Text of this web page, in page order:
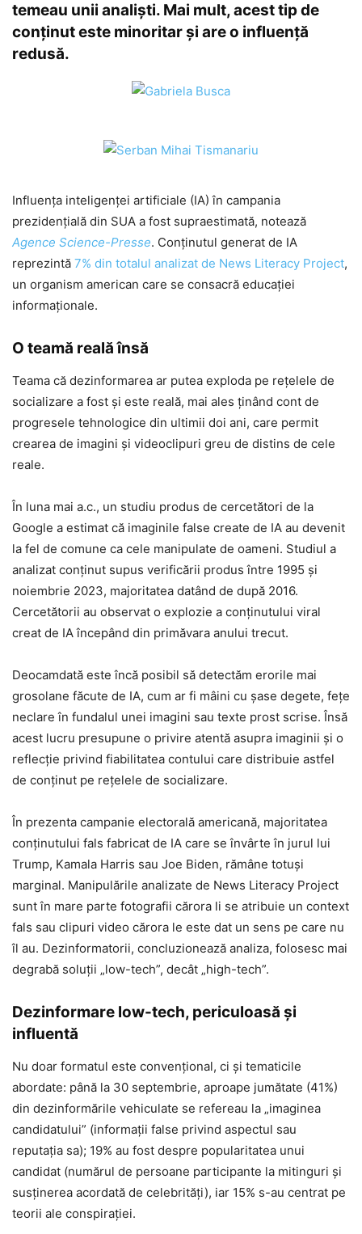
temeau unii analiști. Mai mult, acest tip de
conținut este minoritar și are o influență
redusă.
Influenţa inteligenței artificiale (IA) în campania
prezidențială din SUA a fost supraestimată, notează
Agence Science-Presse. Conținutul generat de IA
reprezintă 7% din totalul analizat de News Literacy Project,
un organism american care se consacră educației
informaționale.
O teamă reală însă
Teama că dezinformarea ar putea exploda pe rețelele de
socializare a fost și este reală, mai ales ținând cont de
progresele tehnologice din ultimii doi ani, care permit
crearea de imagini și videoclipuri greu de distins de cele
reale.
În luna mai a.c., un studiu produs de cercetători de la
Google a estimat că imaginile false create de IA au devenit
la fel de comune ca cele manipulate de oameni. Studiul a
analizat conținut supus verificării produs între 1995 și
noiembrie 2023, majoritatea datând de după 2016.
Cercetătorii au observat o explozie a conținutului viral
creat de IA începând din primăvara anului trecut.
Deocamdată este încă posibil să detectăm erorile mai
grosolane făcute de IA, cum ar fi mâini cu șase degete, fețe
neclare în fundalul unei imagini sau texte prost scrise. Însă
acest lucru presupune o privire atentă asupra imaginii și o
reflecție privind fiabilitatea contului care distribuie astfel
de conținut pe rețelele de socializare.
În prezenta campanie electorală americană, majoritatea
conținutului fals fabricat de IA care se învârte în jurul lui
Trump, Kamala Harris sau Joe Biden, rămâne totuși
marginal. Manipulările analizate de News Literacy Project
sunt în mare parte fotografii cărora li se atribuie un context
fals sau clipuri video cărora le este dat un sens pe care nu
îl au. Dezinformatorii, concluzionează analiza, folosesc mai
degrabă soluții „low-tech”, decât „high-tech”.
Dezinformare low-tech, periculoasă și
influentă
Nu doar formatul este convențional, ci și tematicile
abordate: până la 30 septembrie, aproape jumătate (41%)
din dezinformările vehiculate se refereau la „imaginea
candidatului” (informații false privind aspectul sau
reputația sa); 19% au fost despre popularitatea unui
candidat (numărul de persoane participante la mitinguri și
susținerea acordată de celebrități), iar 15% s-au centrat pe
teorii ale conspirației.